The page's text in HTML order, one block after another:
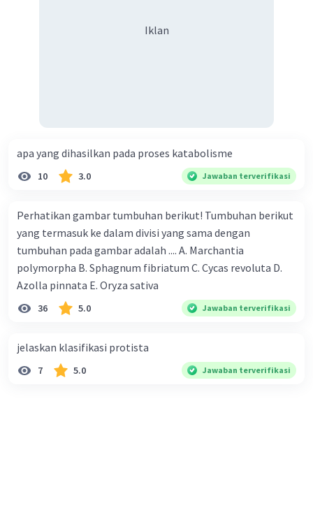
Iklan
apa yang dihasilkan pada proses katabolisme
10 3.0 Jawaban terverifikasi
Perhatikan gambar tumbuhan berikut! Tumbuhan berikut
yang termasuk ke dalam divisi yang sama dengan
tumbuhan pada gambar adalah .... A. Marchantia
polymorpha B. Sphagnum fibriatum C. Cycas revoluta D.
Azolla pinnata E. Oryza sativa
36 5.0 Jawaban terverifikasi
jelaskan klasifikasi protista
7 5.0 Jawaban terverifikasi